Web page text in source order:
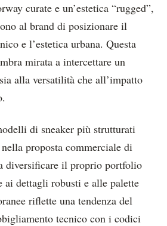
curate e un’estetica “rugged”,
al brand di posizionare il
e l’estetica urbana. Questa
mirata a intercettare un
alla versatilità che all’impatto
di sneaker più strutturati
proposta commerciale di
diversificare il proprio portfolio
ai dettagli robusti e alle palette
riflette una tendenza del
tecnico con i codici